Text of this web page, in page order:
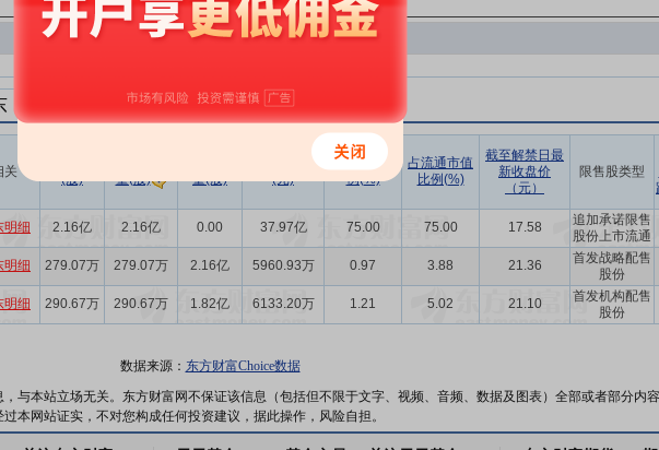
关
(股)
量(股)
量(股)
实际解禁市值
(元)
占总市值比
例(%)
占流通市值
比例(%)
截至解禁日最
新收盘价
（元）
限售股类型
明细 2.16亿 2.16亿 0.00 37.97亿 75.00 75.00 17.58
追加承诺限售
股份上市流通
明细 279.07万 279.07万 2.16亿 5960.93万 0.97 3.88 21.36
首发战略配售
股份
明细 290.67万 290.67万 1.82亿 6133.20万 1.21 5.02 21.10
首发机构配售
股份
数据来源： 东方财富Choice数据
与本站立场无关。东方财富网不保证该信息（包括但不限于文字、视频、音频、数据及图表）全部或者部分内
本网站证实，不对您构成任何投资建议，据此操作，风险自担。